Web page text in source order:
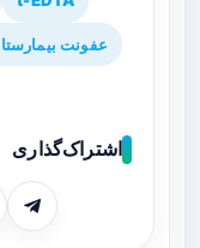
عفونت
اشتراک‌گذاری